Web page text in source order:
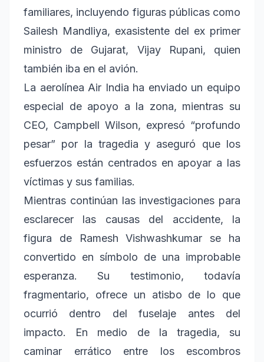
familiares, incluyendo figuras públicas como
Sailesh Mandliya, exasistente del ex primer
ministro de Gujarat, Vijay Rupani, quien
también iba en el avión.
La aerolínea Air India ha enviado un equipo
especial de apoyo a la zona, mientras su
CEO, Campbell Wilson, expresó “profundo
pesar” por la tragedia y aseguró que los
esfuerzos están centrados en apoyar a las
víctimas y sus familias.
Mientras continúan las investigaciones para
esclarecer las causas del accidente, la
figura de Ramesh Vishwashkumar se ha
convertido en símbolo de una improbable
esperanza. Su testimonio, todavía
fragmentario, ofrece un atisbo de lo que
ocurrió dentro del fuselaje antes del
impacto. En medio de la tragedia, su
caminar errático entre los escombros